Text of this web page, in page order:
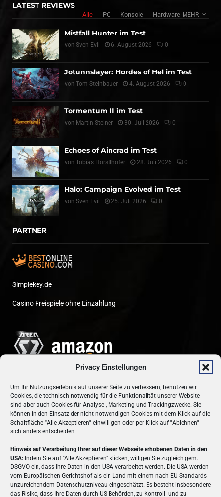
Privacy Einstellungen
Um Ihr Nutzungserlebnis auf unserer Seite zu verbessern, benutzen wir
Cookies, die technisch notwendig für die Funktionalität unserer Website
sind aber auch Cookies für Analyse-, Marketing und Trackingzwecke. Sie
können in den Einsatz der nicht notwendigen Cookies mit dem Klick auf die
Schaltfläche "Alle Akzeptieren" einwilligen oder per Klick auf"Ablehnen"
sich anders entscheiden.
Hinweis auf Verarbeitung Ihrer auf dieser Webseite erhobenen Daten in den
USA: Indem Sie auf "Alle Akzeptieren" klicken, willigen Sie zugleich gem.
DSGVO ein, dass Ihre Daten in den USA verarbeitet werden. Die USA werden
vom Europäischen Gerichtshof als ein Land mit einem nach EU-Standards
unzureichendem Datenschutzniveau eingeschätzt. Es besteht insbesondere
das Risiko, dass Ihre Daten durch US-Behörden, zu Kontroll- und zu
LATEST REVIEWS
Alle PC Konsole Hardware MEHR
Mistfall Hunter im Test
von Sven Evil 6. August 2026 0
Jotunnslayer: Hordes of Hel im Test
von Tom Steinbauer 4. August 2026 0
Tormentum II im Test
von Martin Steiner 30. Juli 2026 0
Echoes of Aincrad im Test
von Tobias Hörstlhofer 28. Juli 2026 0
Halo: Campaign Evolved im Test
von Sven Evil 25. Juli 2026 0
PARTNER
Simplekey.de
Casino Freispiele ohne Einzahlung
ÜBER UNS
VON GAMERN, FÜR GAMER! Gamers.at ist das älteste Online-
Spielemagazin Österreichs und bringt täglich aktuelle News,